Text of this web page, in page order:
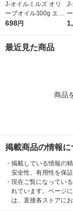
J-オイルミルズ オリ
ーブオイル300g エキ
ストラバージン スペ
L
698円
J-
最近見た商品
商品
掲載商品の情報に
・ 掲載している情報の
安全性、有用性を保
・ 現在ご覧になってい
れています。ページ
は、直接各ストアに